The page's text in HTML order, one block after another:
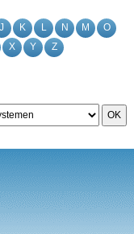
J K L N M
O
X Y Z
OK